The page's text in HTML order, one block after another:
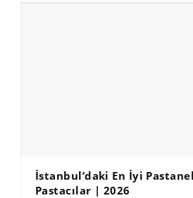
İstanbul’daki E​​n İyi
Pastacılar | 2026